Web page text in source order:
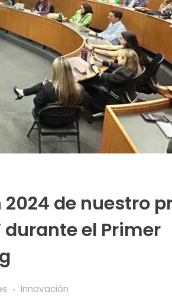
de nuestro
durante el Primer
Innovación